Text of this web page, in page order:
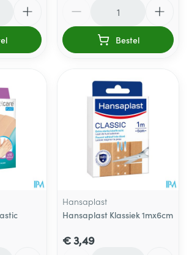
Bestel
Hansaplast
Hansaplast Klassiek 1mx6cm
€ 3,49